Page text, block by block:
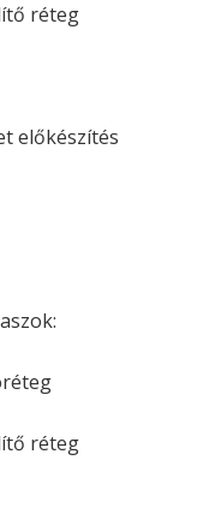
réteg
előkészítés
réteg